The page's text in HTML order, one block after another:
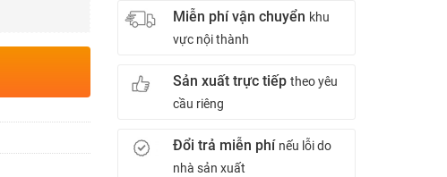
Miễn phí vận chuyển khu
vực nội thành
Sản xuất trực tiếptheo yêu
cầu riêng
Đổi trả miễn phí nếu lỗi do
nhà sản xuất